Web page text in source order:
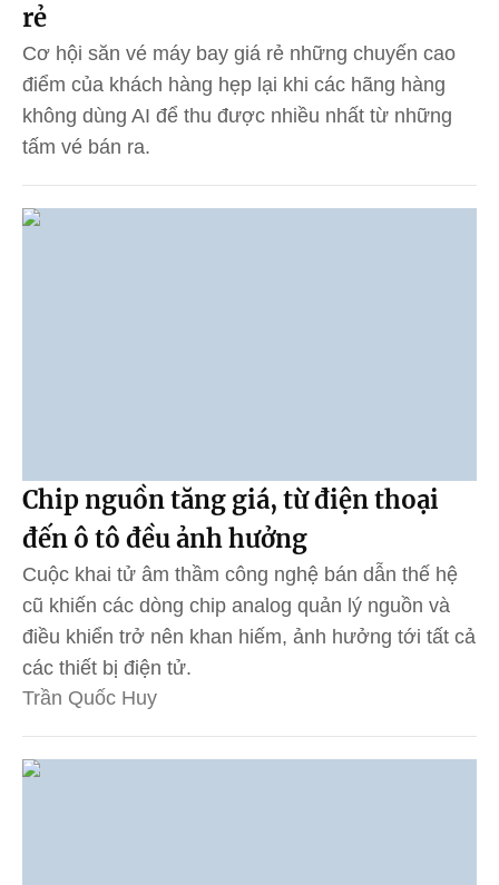
rẻ
Cơ hội săn vé máy bay giá rẻ những chuyến cao
điểm của khách hàng hẹp lại khi các hãng hàng
không dùng AI để thu được nhiều nhất từ những
tấm vé bán ra.
Chip nguồn tăng giá, từ điện thoại
đến ô tô đều ảnh hưởng
Cuộc khai tử âm thầm công nghệ bán dẫn thế hệ
cũ khiến các dòng chip analog quản lý nguồn và
điều khiển trở nên khan hiếm, ảnh hưởng tới tất cả
các thiết bị điện tử.
Trần Quốc Huy